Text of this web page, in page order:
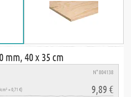
40 x 35 cm
N° 804138
= 0,71 €) 9,89 €